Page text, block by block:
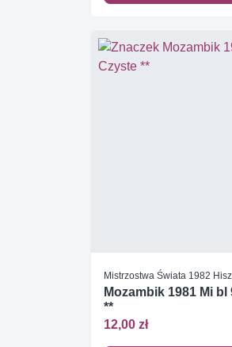
Mistrzostwa Świata 1982
Mozambik 1981 Mi bl
**
12,00 zł